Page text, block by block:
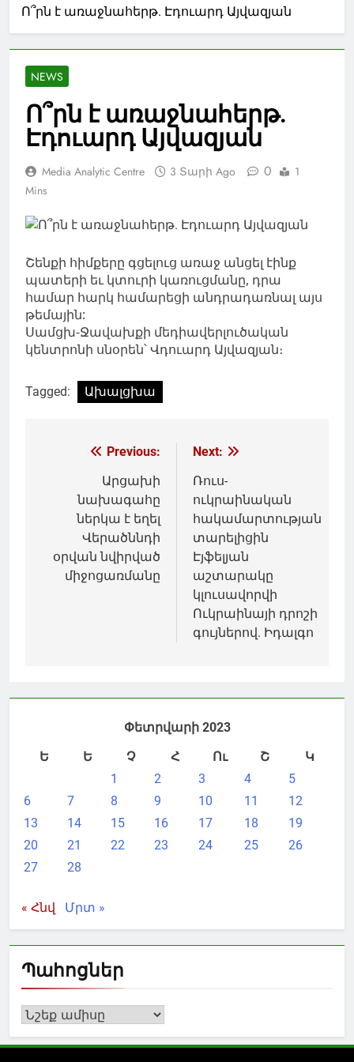
Ո՞րն է առաջնահերթ. Էդուարդ Այվազյան
NEWS
Ո՞րն է առաջնահերթ.
Էդուարդ Այվազյան
Media Analytic Centre 3 Տարի Ago 0
1
Mins
Շենքի հիմքերը գցելուց առաջ անցել էինք
պատերի եւ կտուրի կառուցմանը, դրա
համար հարկ համարեցի անդրադառնալ այս
թեմային:
Սամցխ-Ջավախքի մեդիավերլուծական
կենտրոնի սնօրեն՝ Վդուարդ Այվազյան։
Tagged: Ախալցխա
Գրառումների
նավարկումը
Previous:
Արցախի
նախագահը
ներկա է եղել
Վերածննդի
օրվան նվիրված
միջոցառմանը
Next:
Ռուս-
ուկրաինական
հակամարտության
տարելիցին
Էյֆելյան
աշտարակը
կլուսավորվի
Ուկրաինայի դրոշի
գույներով. Իդալգո
Փետրվարի 2023
Ե
Ե Չ Հ Ու Շ
Կ
1
2 3 4
5
6
7 8 9 10 11
12
13
14 15 16 17 18
19
20
21 22 23 24 25
26
27
28
« Հնվ Մրտ »
Պահոցներ
Պահոցներ